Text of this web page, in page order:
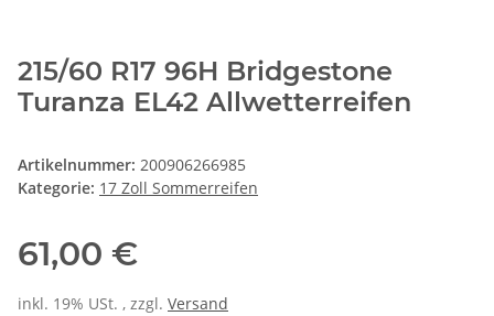
215/60 R17 96H Bridgestone
Turanza EL42 Allwetterreifen
Artikelnummer: 200906266985
Kategorie: 17 Zoll Sommerreifen
61,00 €
inkl. 19% USt. , zzgl. Versand